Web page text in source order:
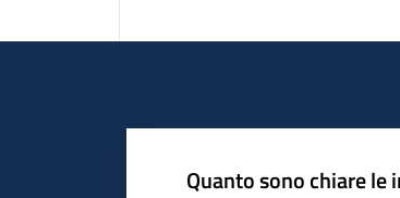
Quanto sono chiare